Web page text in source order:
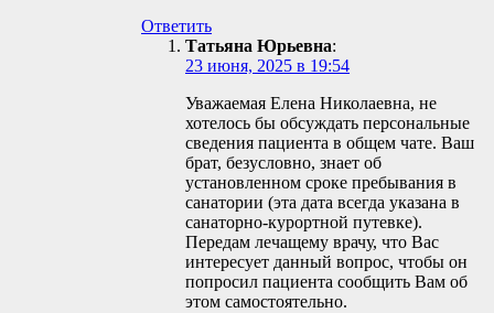
Ответить
Татьяна Юрьевна:
23 июня, 2025 в 19:54
Уважаемая Елена Николаевна, не
хотелось бы обсуждать персональные
сведения пациента в общем чате. Ваш
брат, безусловно, знает об
установленном сроке пребывания в
санатории (эта дата всегда указана в
санаторно-курортной путевке).
Передам лечащему врачу, что Вас
интересует данный вопрос, чтобы он
попросил пациента сообщить Вам об
этом самостоятельно.